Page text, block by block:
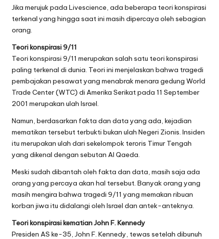
Jika merujuk pada Livescience, ada beberapa teori konspirasi
terkenal yang hingga saat ini masih dipercaya oleh sebagian
orang.
Teori konspirasi 9/11
Teori konspirasi 9/11 merupakan salah satu teori konspirasi
paling terkenal di dunia. Teori ini menjelaskan bahwa tragedi
pembajakan pesawat yang menabrak menara gedung World
Trade Center (WTC) di Amerika Serikat pada 11 September
2001 merupakan ulah Israel.
Namun, berdasarkan fakta dan data yang ada, kejadian
mematikan tersebut terbukti bukan ulah Negeri Zionis. Insiden
itu merupakan ulah dari sekelompok teroris Timur Tengah
yang dikenal dengan sebutan Al Qaeda.
Meski sudah dibantah oleh fakta dan data, masih saja ada
orang yang percaya akan hal tersebut. Banyak orang yang
masih mengira bahwa tragedi 9/11 yang memakan ribuan
korban jiwa itu didalangi oleh Israel dan antek-anteknya.
Teori konspirasi kematian John F. Kennedy
Presiden AS ke-35, John F. Kennedy, tewas setelah dibunuh